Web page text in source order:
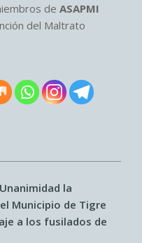
de ASAPMI
del Maltrato
la
Municipio de Tigre
a los fusilados de